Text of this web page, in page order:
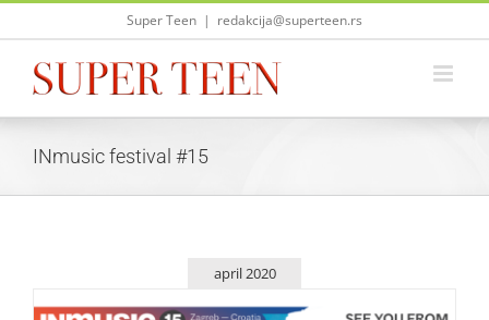
Skip
Super Teen | redakcija@superteen.rs
INmusic festival #15
april 2020